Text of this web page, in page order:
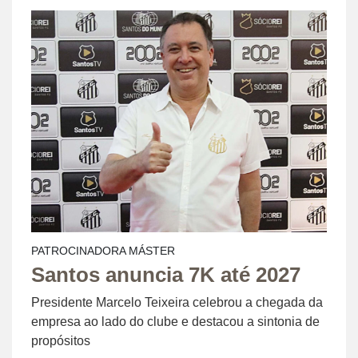
PATROCINADORA MÁSTER
Santos anuncia 7K até 2027
Presidente Marcelo Teixeira celebrou a chegada da
empresa ao lado do clube e destacou a sintonia de
propósitos